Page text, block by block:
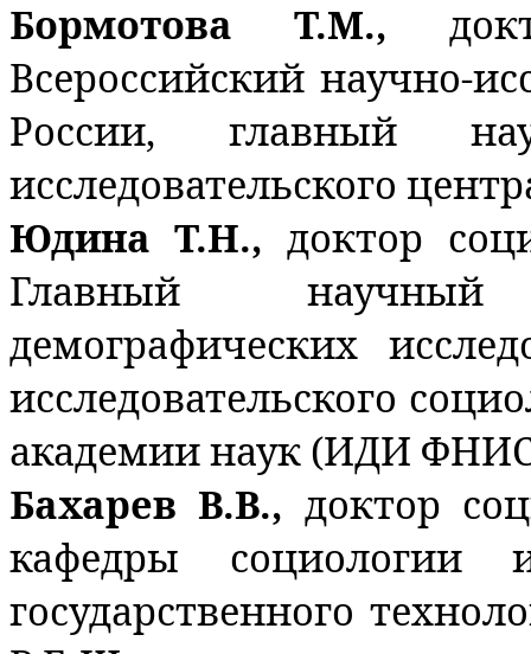
Бормотова Т.М.,
Всероссийский научно-
России, главный
исследовательского
Юдина Т.Н.,доктор
Главный научный
демографических
исследовательского
академии наук (ИДИ
Бахарев В.В., доктор
кафедры социологии
государственного